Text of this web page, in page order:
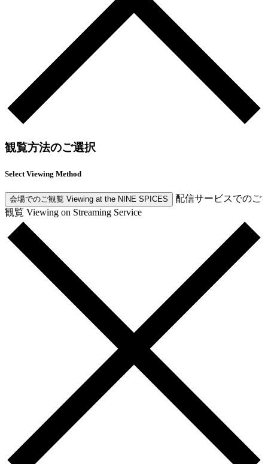
観覧方法のご選択
Select Viewing Method
会場でのご観覧 Viewing at the NINE SPICES
配信サービスでのご
観覧 Viewing on Streaming Service